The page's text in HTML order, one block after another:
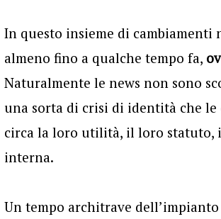
In questo insieme di
almeno fino a qualche tempo fa,
Naturalmente le news non sono
una sorta di crisi di identità che
circa la loro utilità, il loro statuto,
interna.
Un tempo architrave